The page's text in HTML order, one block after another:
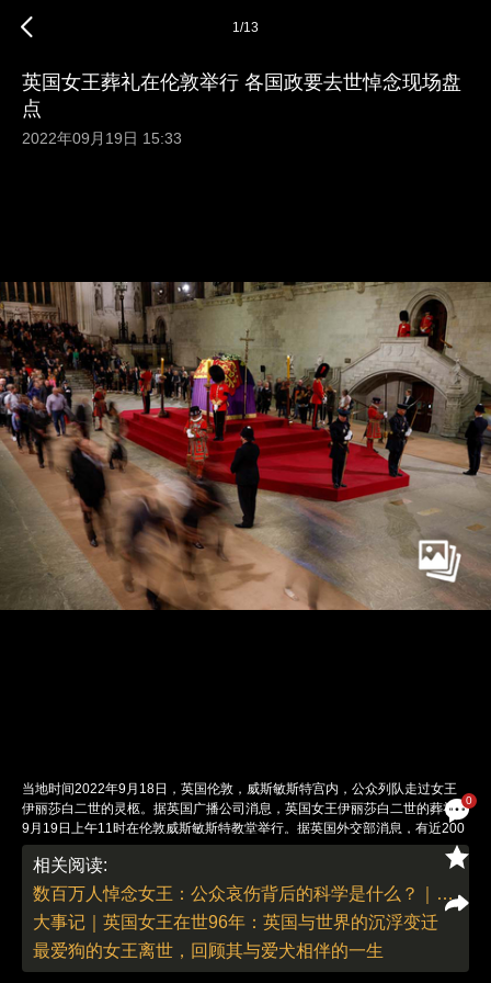
0
1/13
英国女王葬礼在伦敦举行 各国政要去世悼念现场盘
点
2022年09月19日 15:33
当地时间2022年9月18日，英国伦敦，威斯敏斯特宫内，公众列队走过女王
伊丽莎白二世的灵柩。据英国广播公司消息，英国女王伊丽莎白二世的葬礼于
9月19日上午11时在伦敦威斯敏斯特教堂举行。据英国外交部消息，有近200
个国家和地区的约500名国家元首、王室成员和外国政要将出席英女王葬礼。
图：Joe Giddens/视觉中国
责任编辑：陈婉婷 | 版面编辑：解亦盈
相关阅读:
数百万人悼念女王：公众哀伤背后的科学是什么？｜新知录
大事记｜英国女王在世96年：英国与世界的沉浮变迁
最爱狗的女王离世，回顾其与爱犬相伴的一生